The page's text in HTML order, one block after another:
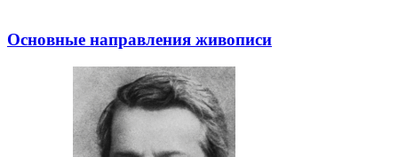
Основные направления живописи